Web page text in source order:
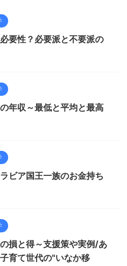
要性？必要派と不要派の
年収～最低と平均と最高
ビア国王一族のお金持ち
損と得～支援策や実例/あ
育て世代の"いなか移